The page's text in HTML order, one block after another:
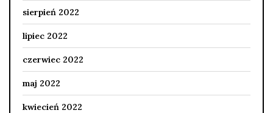
sierpień 2022
lipiec 2022
czerwiec 2022
maj 2022
kwiecień 2022